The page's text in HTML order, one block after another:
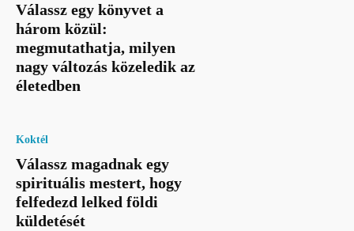
Válassz egy könyvet a
három közül:
megmutathatja, milyen
nagy változás közeledik az
életedben
Koktél
Válassz magadnak egy
spirituális mestert, hogy
felfedezd lelked földi
küldetését